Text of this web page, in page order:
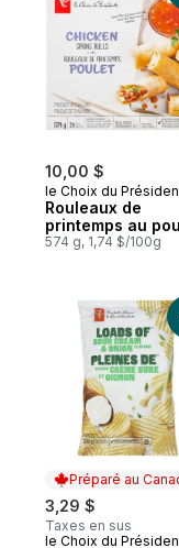
10,00 $
le Choix du
Rouleaux de
printemps au
574 g, 1,74 $/100g
Préparé au
3,29 $
Taxes en sus
le Choix du